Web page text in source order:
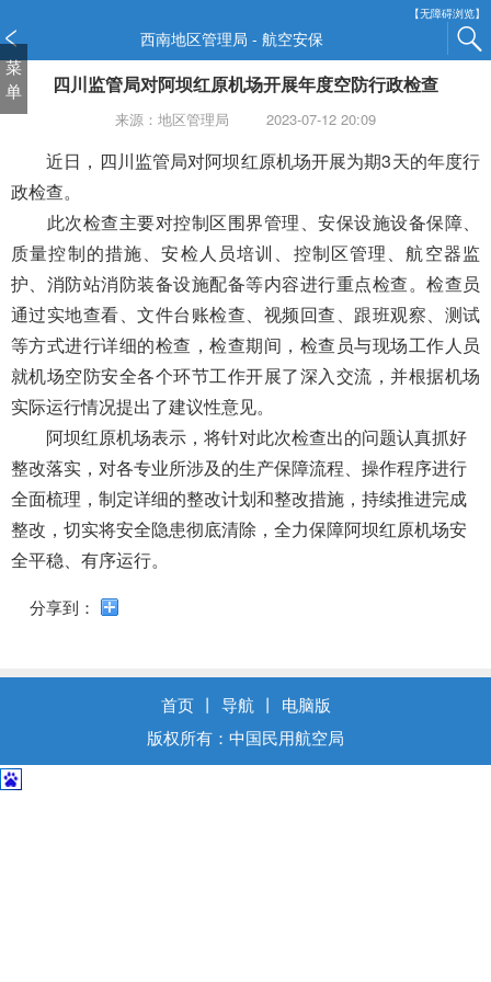
【无障碍浏览】
西南地区管理局 - 航空安保
菜
单
四川监管局对阿坝红原机场开展年度空防行政检查
来源：地区管理局 2023-07-12 20:09
近日， 四川监管局对阿坝红原机场开展为期3天的年度行
政检查。
此次检查主要对控制区围界管理、安保设施设备保障、
质量控制的措施、安检人员培训、控制区管理、航空器监
护、消防站消防装备设施配备等内容进行重点检查。检查员
通过实地查看、文件台账检查、视频回查、跟班观察、测试
等方式进行详细的检查，检查期间，检查员与现场工作人员
就机场空防安全各个环节工作开展了深入交流，并根据机场
实际运行情况提出了建议性意见。
阿坝红原机场表示， 将针对此次检查出的问题认真抓好
整改落实，对各专业所涉及的生产保障流程、操作程序进行
全面梳理，制定详细的整改计划和整改措施，持续推进完成
整改，切实将安全隐患彻底清除，全力保障阿坝红原机场安
全平稳、有序运行。
分享到：
首页 丨 导航 丨
电脑版
版权所有：中国民用航空局
窗
口
打
碍
说
页
面,
按
Alt
加
波
浪
键
开
导
盲
模
式